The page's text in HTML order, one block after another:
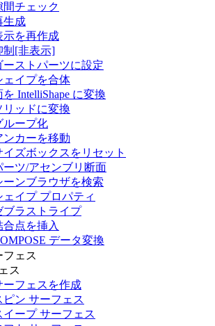
間チェック
生成
示を再作成
制[非表示]
ーストパーツに設定
ェイプを合体
を IntelliShape に変換
リッドに変換
ループ化
ンカーを移動
イズボックスをリセット
ーツ/アセンブリ断面
ーンブラウザを検索
ェイプ プロパティ
ブラストライプ
合点を挿入
データ変換
フェス
ス
ーフェスを作成
ピン サーフェス
イープ サーフェス